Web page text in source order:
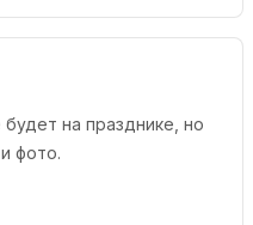
на празднике, но
фото.